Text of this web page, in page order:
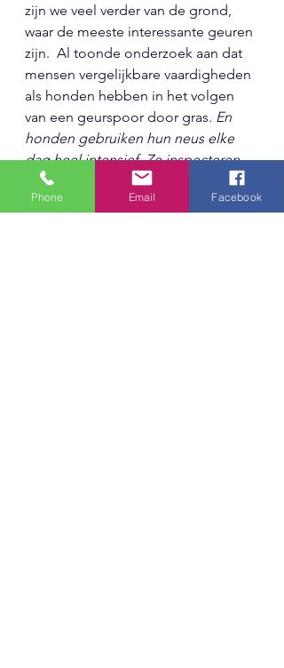
zijn we veel verder van de grond,
waar de meeste interessante geuren
zijn.  Al toonde onderzoek aan dat
mensen vergelijkbare vaardigheden
als honden hebben in het volgen
van een geurspoor door gras. En
honden gebruiken hun neus elke
dag heel intensief. Ze inspecteren
niet alleen bijna alles met hun neus,
maar hun hoofd is ook ontworpen
Phone Email Facebook